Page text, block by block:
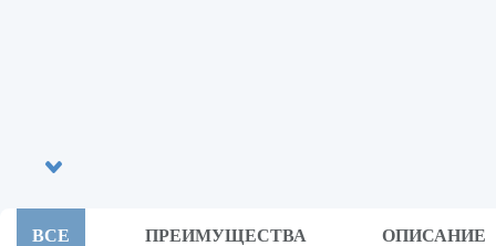
ВСЕ ПРЕИМУЩЕСТВА ОПИСАНИЕ